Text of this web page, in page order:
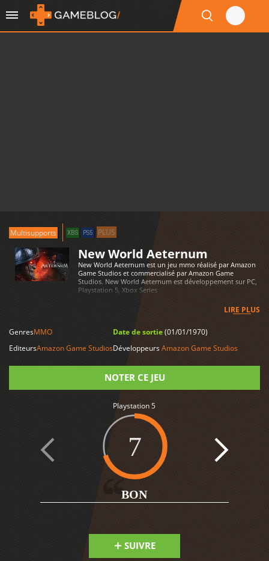
Multisupports XBS PS5 PLUS
New World Aeternum
New World Aeternum est un jeu mmo réalisé par Amazon
Game Studios et commercialisé par Amazon Game
Studios. New World Aeternum est développement sur PC,
Playstation 5, Xbox Series
LIRE PLUS
GenresMMO
EditeursAmazon Game Studios
Date de sortie(01/01/1970)
DéveloppeursAmazon Game Studios
NOTER CE JEU
Playstation 5
7
BON
SUIVRE